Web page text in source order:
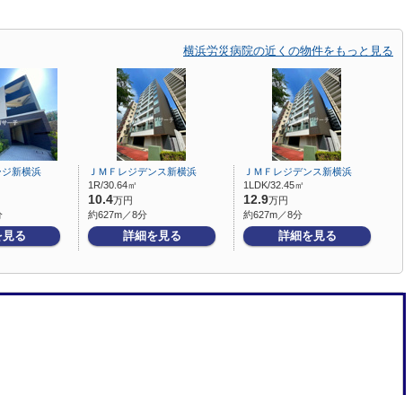
横浜労災病院の近くの物件をもっと見る
新横浜
る
ＪＭＦレジデンス新横浜
1R/30.64㎡
10.4万円
約627m／8分
詳細を見る
ＪＭＦレジデンス新横浜
1LDK/32.45㎡
12.9万円
約627m／8分
詳細を見る